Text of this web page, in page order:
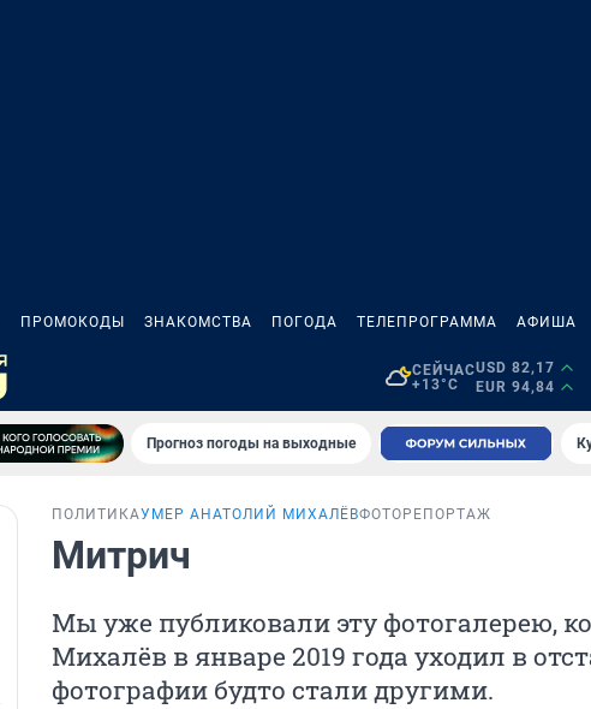
ПРОМОКОДЫ ЗНАКОМСТВА ПОГОДА ТЕЛЕПРОГРАММА АФИША
СЕЙЧАС
+13°C
USD 82,17
EUR 94,84
Прогноз погоды на выходные
ПОЛИТИКАУМЕР АНАТОЛИЙ МИХАЛЁВФОТОРЕПОРТАЖ
Митрич
Мы уже публиковали эту фотогалерею,
Михалёв в январе 2019 года уходил в
фотографии будто стали другими.